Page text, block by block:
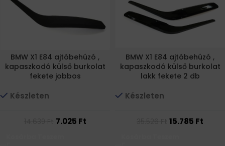
BMW X1 E84 ajtóbehúzó ,
kapaszkodó külső burkolat
fekete jobbos
Készleten
7.025 Ft
BMW X1 E84 ajtóbehúzó ,
kapaszkodó külső burkolat
lakk fekete 2 db
Készleten
15.785 Ft